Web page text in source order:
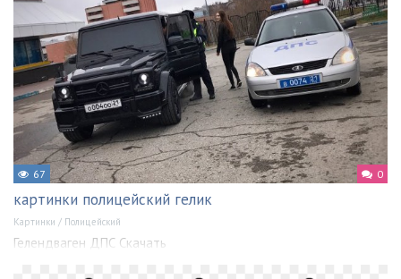
67 0
картинки полицейский гелик
Картинки / Полицейский
Гелендваген ДПС Скачать